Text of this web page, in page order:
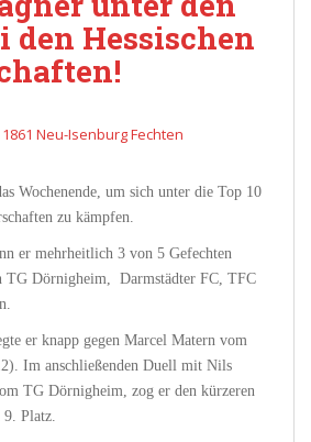
den Hessischen
1861 Neu-Isenburg Fechten
Wochenende, um sich unter die Top 10
zu kämpfen.
er mehrheitlich 3 von 5 Gefechten
TG Dörnigheim, Darmstädter FC, TFC
er knapp gegen Marcel Matern vom
Im anschließenden Duell mit Nils
TG Dörnigheim, zog er den kürzeren
9. Platz.